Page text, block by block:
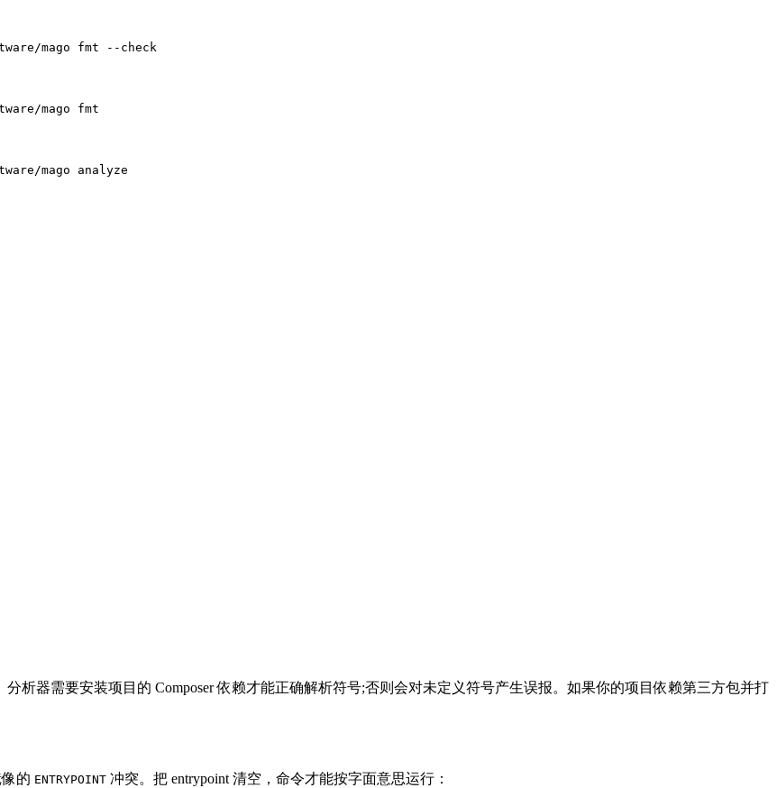
mago fmt
mago fmt
分析器需要安装项目的 Composer 依赖才能正确解析符号;否则会对未定义符号产生误报。如果你的项目依赖第三方包并打
的 ENTRYPOINT 冲突。把 entrypoint 清空，命令才能按字面意思运行：